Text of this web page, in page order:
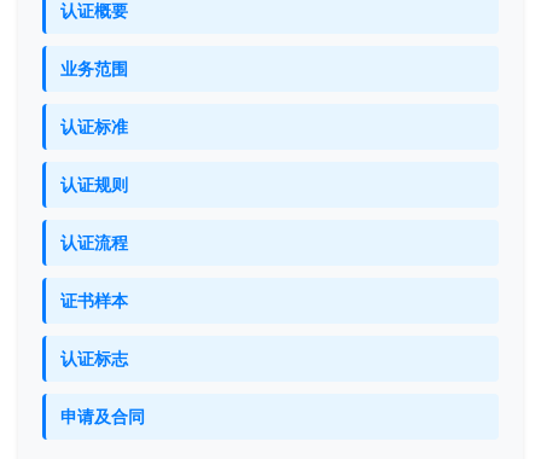
认证概要
业务范围
认证标准
认证规则
认证流程
证书样本
认证标志
申请及合同